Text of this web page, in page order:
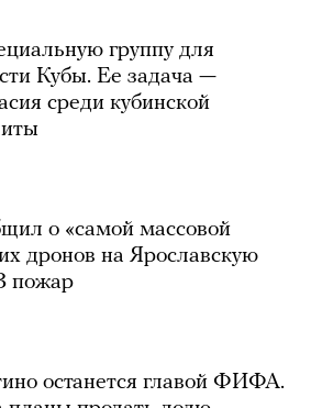
группу для
Кубы. Ее задача —
среди кубинской
о «самой массовой
дронов на Ярославскую
пожар
останется главой ФИФА.